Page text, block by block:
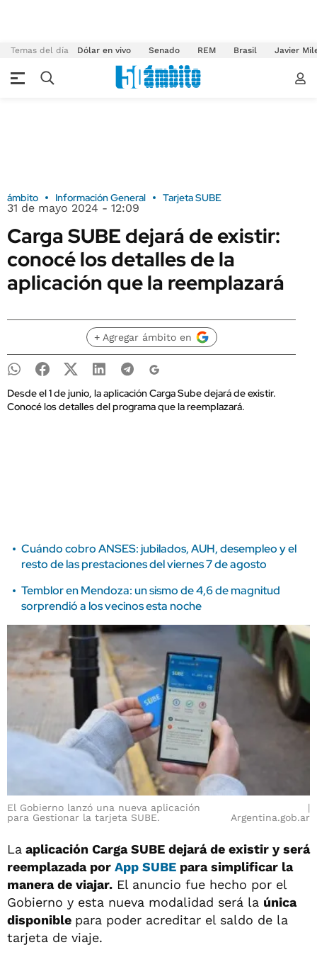
Temas del día Dólar en vivo Senado REM Brasil Javier
ámbito Información General Tarjeta SUBE
31 de mayo 2024 - 12:09
Carga SUBE dejará de existir:
conocé los detalles de la
aplicación que la reemplazará
+ Agregar ámbito en
Desde el 1 de junio, la aplicación Carga Sube dejará de existir.
Conocé los detalles del programa que la reemplazará.
Cuándo cobro ANSES: jubilados, AUH, desempleo y el
resto de las prestaciones del viernes 7 de agosto
Temblor en Mendoza: un sismo de 4,6 de magnitud
sorprendió a los vecinos esta noche
El Gobierno lanzó una nueva aplicación
para Gestionar la tarjeta SUBE.
Argentina.gob.ar
La aplicación Carga SUBE dejará de existir y será
reemplazada por App SUBE para simplificar la
manera de viajar. El anuncio fue hecho por el
Gobierno y esta nueva modalidad será la única
disponible para poder acreditar el saldo de la
tarjeta de viaje.